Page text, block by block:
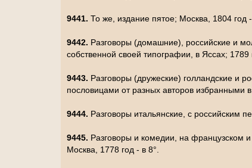
9441. То же, издание пятое; Москва, 1804 год -
9442. Разговоры (домашние), российские и
собственной своей типографии, в Яссах; 1789
9443. Разговоры (дружеские) голландские и
пословицами от разных авторов избранными
9444. Разговоры итальянские, с российским
9445. Разговоры и комедии, на французском
Москва, 1778 год - в 8°.